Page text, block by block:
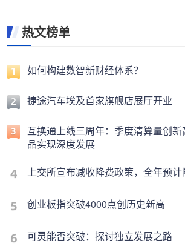
热文榜单
如何构建数智新财经体系？
捷途汽车埃及首家旗舰店展厅开业
互换通上线三周年：季度清算量创
品实现深度发展
上交所宣布减收降费政策，全年预
创业板指突破4000点创历史新高
可灵能否突破：探讨独立发展之路